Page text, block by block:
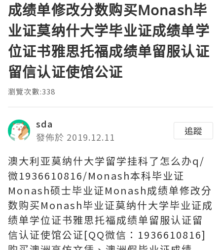
成绩单修改分数购买Monash毕
业证莫纳什大学毕业证成绩单学
位证书雅思托福成绩单留服认证
留信认证使馆公证
瀏覽次數:338
sda
發佈於 2019.12.11
追蹤
澳大利亚莫纳什大学留学挂科了怎么办q/
微1936610816/Monash本科毕业证
Monash硕士毕业证Monash成绩单修改分
数购买Monash毕业证莫纳什大学毕业证成
绩单学位证书雅思托福成绩单留服认证留
信认证使馆公证[QQ微信：1936610816]